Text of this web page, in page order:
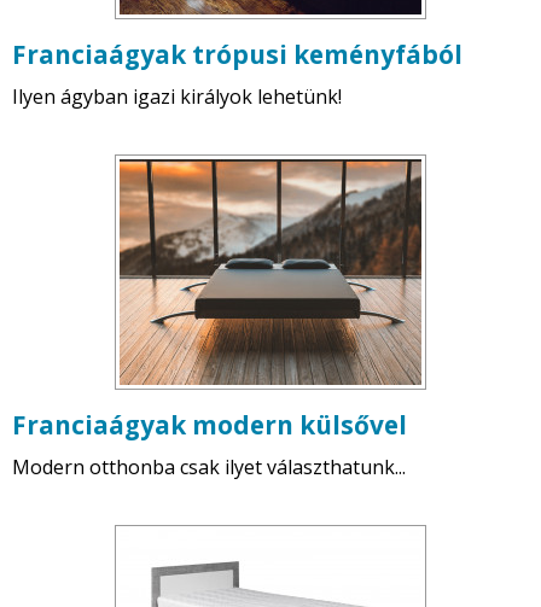
Franciaágyak trópusi keményfából
Ilyen ágyban igazi királyok lehetünk!
Franciaágyak modern külsővel
Modern otthonba csak ilyet választhatunk...